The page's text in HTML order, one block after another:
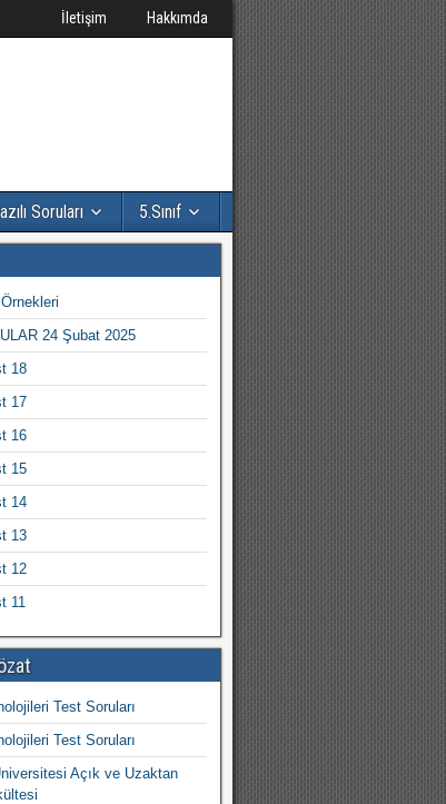
İletişim Hakkımda
Soruları 5.Sınıf
24 Şubat 2025
18
17
16
15
14
13
12
11
Test Soruları
Test Soruları
Açık ve Uzaktan